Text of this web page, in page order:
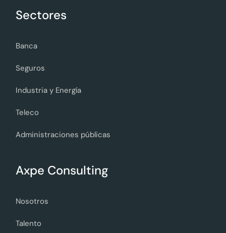
Sectores
Banca
Seguros
Industria y Energía
Teleco
Administraciones públicas
Axpe Consulting
Nosotros
Talento